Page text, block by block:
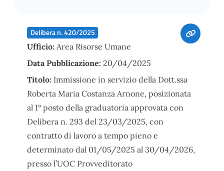
Delibera n. 420/2025
Ufficio: Area Risorse Umane
Data Pubblicazione: 20/04/2025
Titolo: Immissione in servizio della Dott.ssa
Roberta Maria Costanza Arnone, posizionata
al 1° posto della graduatoria approvata con
Delibera n. 293 del 23/03/2025, con
contratto di lavoro a tempo pieno e
determinato dal 01/05/2025 al 30/04/2026,
presso l’UOC Provveditorato